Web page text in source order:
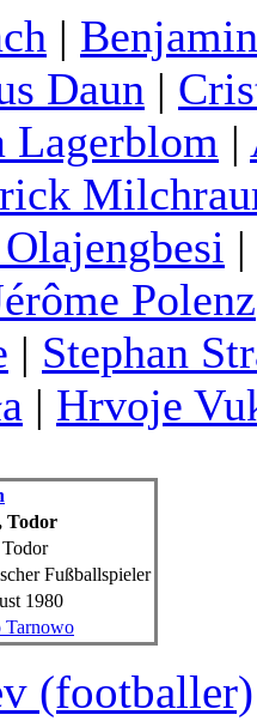
|
Daun |
Lagerblom |
|
Polenz
| Stephan
| Hrvoje
Todor
Fußballspieler
1980
Tarnowo
(footballer)